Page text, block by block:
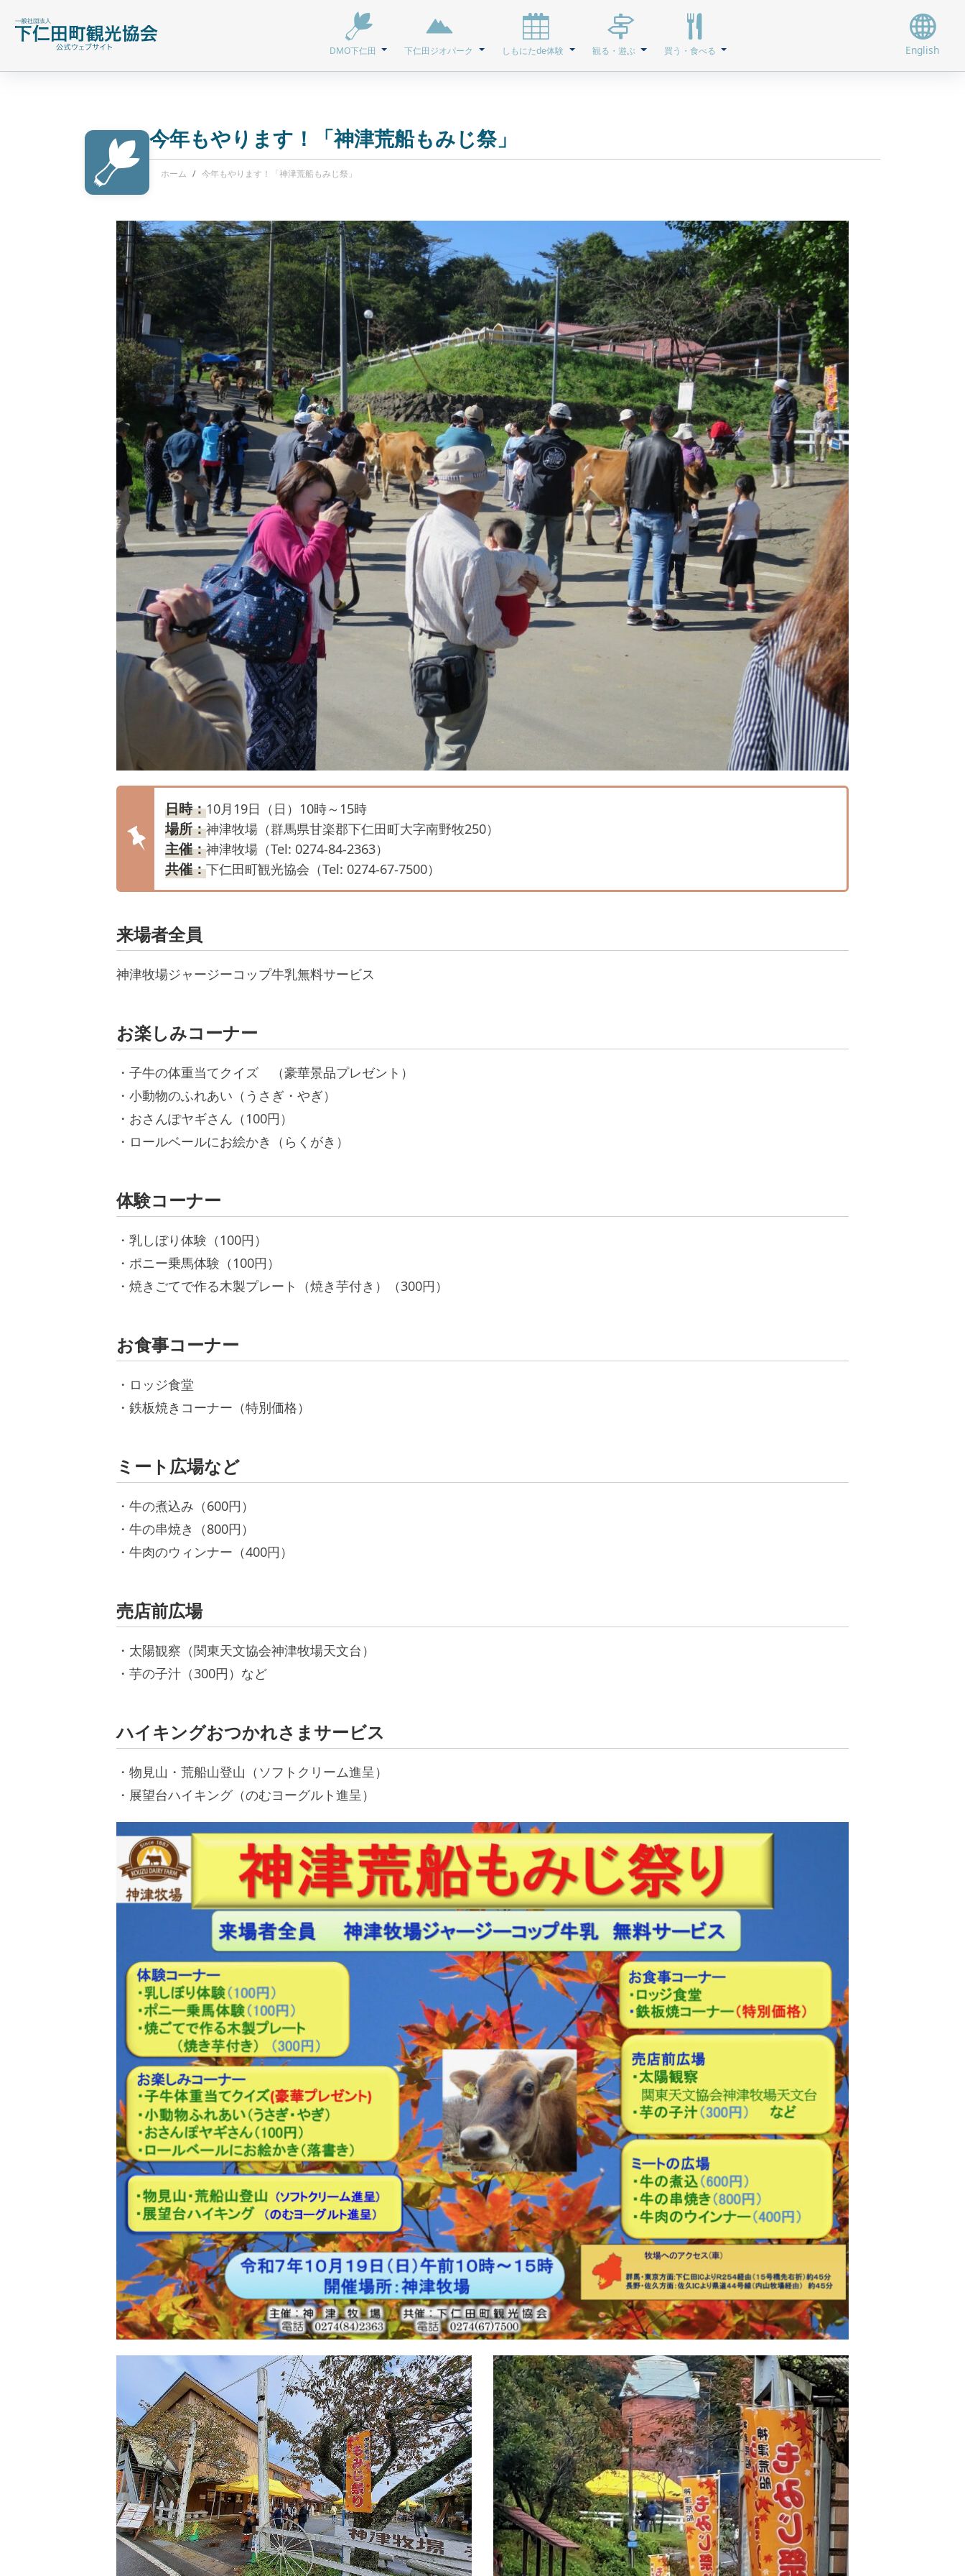
DMO下仁田 下仁田ジオパーク しもにたde体験 観る・遊ぶ 買う・食べる English
今年もやります！「神津荒船もみじ祭」
ホーム 今年もやります！「神津荒船もみじ祭」
日時：10月19日（日）10時～15時
場所：神津牧場（群馬県甘楽郡下仁田町大字南野牧250）
主催：神津牧場（Tel: 0274-84-2363）
共催：下仁田町観光協会（Tel: 0274-67-7500）
来場者全員
神津牧場ジャージーコップ牛乳無料サービス
お楽しみコーナー
・子牛の体重当てクイズ （豪華景品プレゼント）
・小動物のふれあい（うさぎ・やぎ）
・おさんぽヤギさん（100円）
・ロールベールにお絵かき（らくがき）
体験コーナー
・乳しぼり体験（100円）
・ポニー乗馬体験（100円）
・焼きごてで作る木製プレート（焼き芋付き）（300円）
お食事コーナー
・ロッジ食堂
・鉄板焼きコーナー（特別価格）
ミート広場など
・牛の煮込み（600円）
・牛の串焼き（800円）
・牛肉のウィンナー（400円）
売店前広場
・太陽観察（関東天文協会神津牧場天文台）
・芋の子汁（300円）など
ハイキングおつかれさまサービス
・物見山・荒船山登山（ソフトクリーム進呈）
・展望台ハイキング（のむヨーグルト進呈）